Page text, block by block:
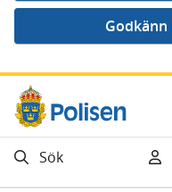
Gå direkt till innehåll
Sök